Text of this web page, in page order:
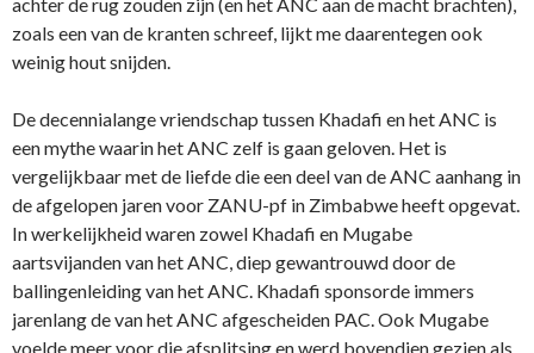
zoals een van de kranten schreef, lijkt me daarentegen ook
weinig hout snijden.
De decennialange vriendschap tussen Khadafi en het ANC is
een mythe waarin het ANC zelf is gaan geloven. Het is
vergelijkbaar met de liefde die een deel van de ANC aanhang in
de afgelopen jaren voor ZANU-pf in Zimbabwe heeft opgevat.
In werkelijkheid waren zowel Khadafi en Mugabe
aartsvijanden van het ANC, diep gewantrouwd door de
ballingenleiding van het ANC. Khadafi sponsorde immers
jarenlang de van het ANC afgescheiden PAC. Ook Mugabe
voelde meer voor die afsplitsing en werd bovendien gezien als